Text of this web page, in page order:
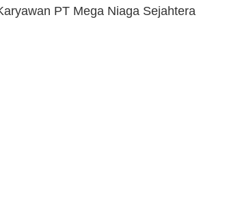
PT Mega Niaga Sejahtera